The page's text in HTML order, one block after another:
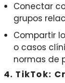
Conectar
grupos
Compartir
o casos
normas de
4. TikTok: